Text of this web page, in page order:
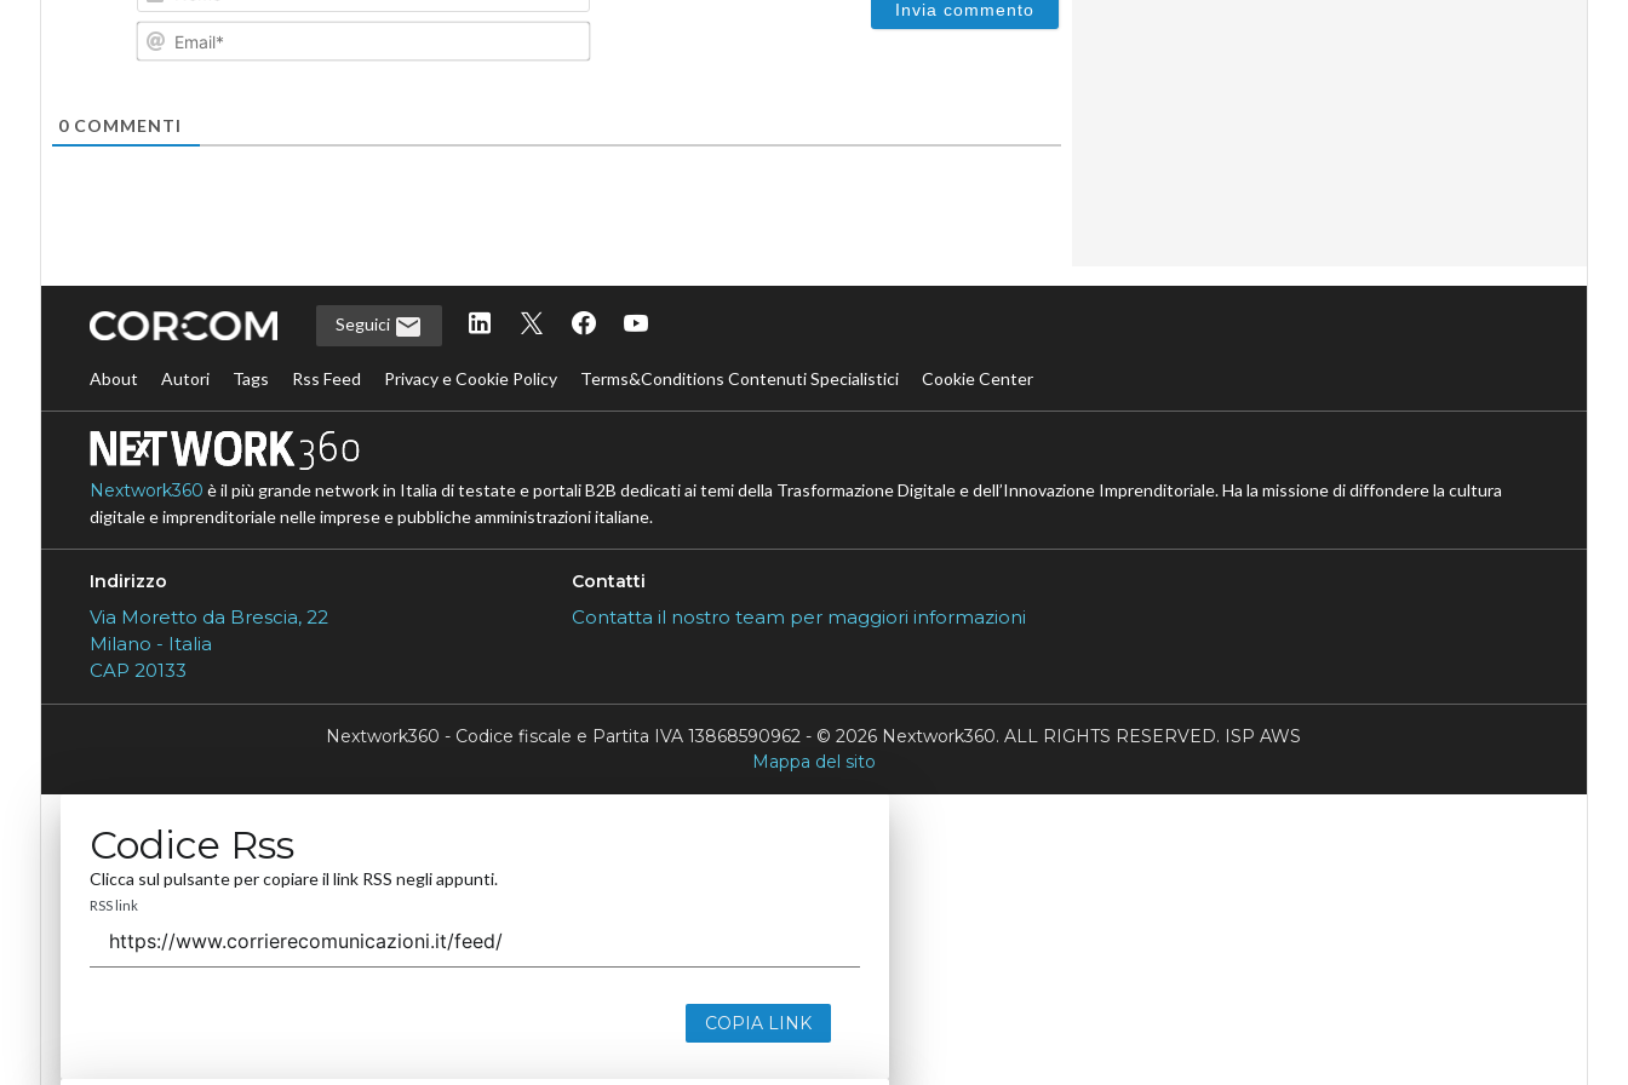
Email*
0COMMENTI
Seguici
About Autori Tags Rss Feed Privacy e Cookie Policy Terms&Conditions Contenuti Specialistici Cookie Center
Nextwork360 è il più grande network in Italia di testate e portali B2B dedicati ai temi della Trasformazione Digitale e dell’Innovazione Imprenditoriale. Ha la missione di diffondere la cultura
digitale e imprenditoriale nelle imprese e pubbliche amministrazioni italiane.
Indirizzo
Via Moretto da Brescia, 22
Milano - Italia
CAP 20133
Contatti
Contatta il nostro team per maggiori informazioni
Nextwork360 - Codice fiscale e Partita IVA 13868590962 - © 2026 Nextwork360. ALL RIGHTS RESERVED. ISP AWS
Mappa del sito
Codice Rss
Clicca sul pulsante per copiare il link RSS negli appunti.
RSS link
COPIA LINK